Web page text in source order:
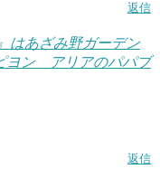
返信
はあざみ野ガーデン
ヨン アリアのパパブ
返信